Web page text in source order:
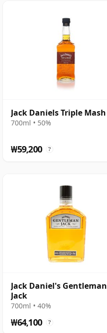
Jack Daniels Triple Mash
700ml • 50%
₩59,200 ?
Jack Daniel's Gentleman
Jack
700ml • 40%
₩64,100 ?